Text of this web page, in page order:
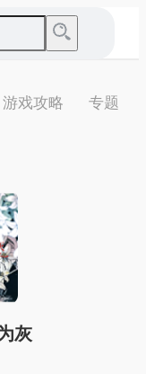
游戏攻略 专题
灰